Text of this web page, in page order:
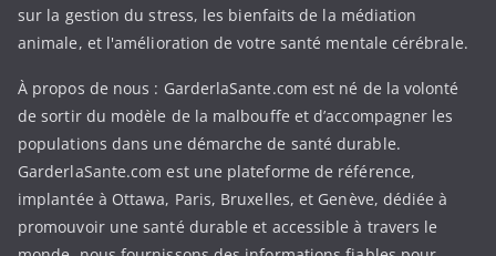
sur la gestion du stress, les bienfaits de la médiation
animale, et l'amélioration de votre santé mentale cérébrale.
À propos de nous : GarderlaSante.com est né de la volonté
de sortir du modèle de la malbouffe et d’accompagner les
populations dans une démarche de santé durable.
GarderlaSante.com est une plateforme de référence,
implantée à Ottawa, Paris, Bruxelles, et Genève, dédiée à
promouvoir une santé durable et accessible à travers le